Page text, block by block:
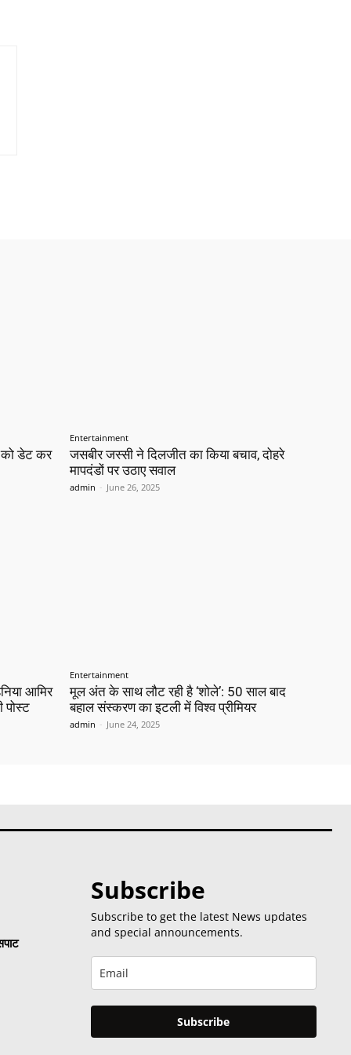
को डेट कर
Entertainment
जसबीर जस्सी ने दिलजीत का किया बचाव, दोहरे
मापदंडों पर उठाए सवाल
admin - June 26, 2025
आमिर
पोस्ट
Entertainment
मूल अंत के साथ लौट रही है ‘शोले’: 50 साल बाद
बहाल संस्करण का इटली में विश्व प्रीमियर
admin - June 24, 2025
Subscribe
Subscribe to get the latest News updates
and special announcements.
Subscribe